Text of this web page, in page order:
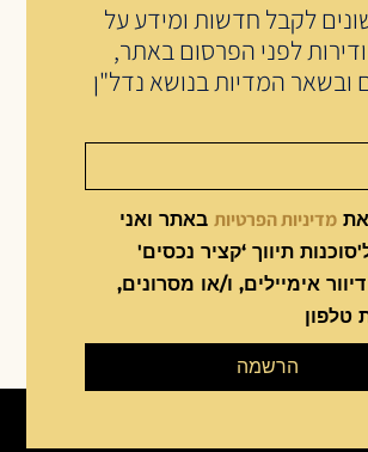
לקבל חדשות ומידע על
לפני הפרסום באתר,
ובשאר המדיות בנושא נדל"ן
מדיניות הפרטיותבאתר ואני
תיווך ‘קציר נכסים'
אימיילים, ו/או מסרונים,
טלפון
הרשמה